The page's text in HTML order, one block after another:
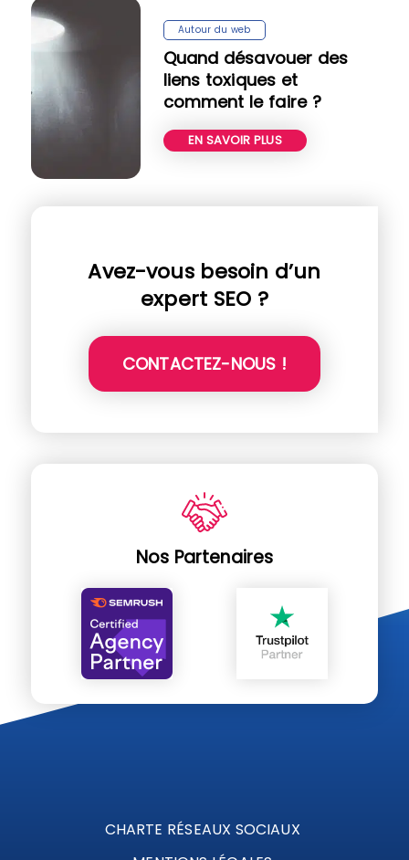
Autour du web
Quand désavouer des
liens toxiques et
comment le faire ?
EN SAVOIR PLUS
Avez-vous besoin d’un
expert SEO ?
CONTACTEZ-NOUS !
Nos Partenaires
CHARTE RÉSEAUX SOCIAUX